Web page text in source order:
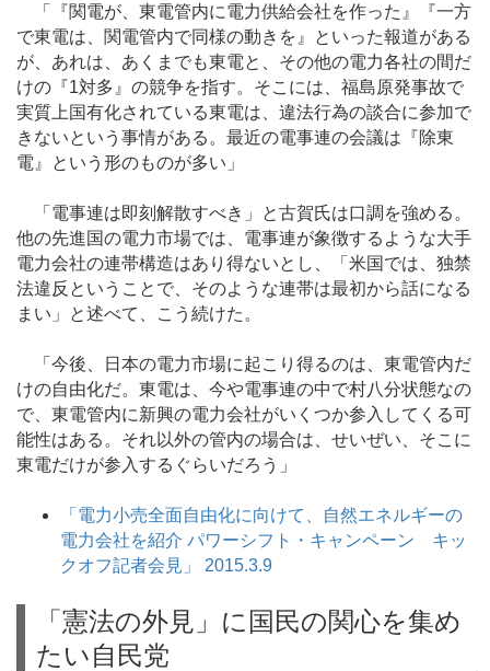
「『関電が、東電管内に電力供給会社を作った』『一方
で東電は、関電管内で同様の動きを』といった報道がある
が、あれは、あくまでも東電と、その他の電力各社の間だ
けの『1対多』の競争を指す。そこには、福島原発事故で
実質上国有化されている東電は、違法行為の談合に参加で
きないという事情がある。最近の電事連の会議は『除東
電』という形のものが多い」
「電事連は即刻解散すべき」と古賀氏は口調を強める。
他の先進国の電力市場では、電事連が象徴するような大手
電力会社の連帯構造はあり得ないとし、「米国では、独禁
法違反ということで、そのような連帯は最初から話になる
まい」と述べて、こう続けた。
「今後、日本の電力市場に起こり得るのは、東電管内だ
けの自由化だ。東電は、今や電事連の中で村八分状態なの
で、東電管内に新興の電力会社がいくつか参入してくる可
能性はある。それ以外の管内の場合は、せいぜい、そこに
東電だけが参入するぐらいだろう」
「電力小売全面自由化に向けて、自然エネルギーの
電力会社を紹介 パワーシフト・キャンペーン キッ
クオフ記者会見」 2015.3.9
「憲法の外見」に国民の関心を集め
たい自民党